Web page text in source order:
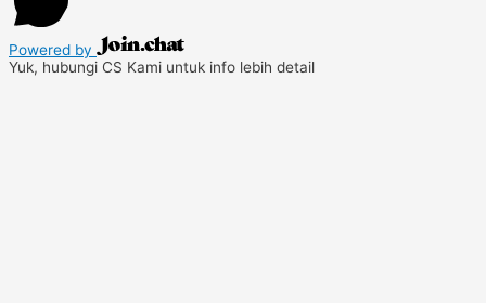
Powered by
Yuk, hubungi CS Kami untuk info lebih detail